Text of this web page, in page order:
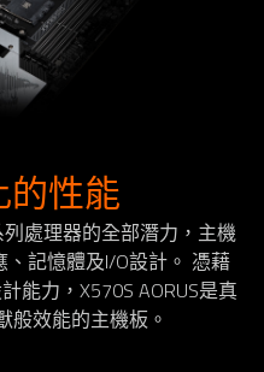
的性能
處理器的全部潛力，主機
記憶體及I/O設計。 憑藉
能力，X570S AORUS是真
般效能的主機板。